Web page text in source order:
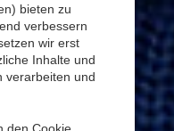
bieten zu
verbessern
wir erst
Inhalte und
verarbeiten und
den Cookie